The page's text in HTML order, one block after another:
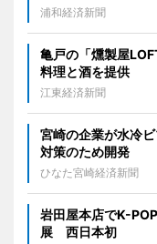
浦和経済新聞
亀戸の「燻製屋
料理と酒を提供
江東経済新聞
宮崎の企業が水冷
対策のため開発
ひなた宮崎経済新聞
岩田屋本店でK-
展 西日本初